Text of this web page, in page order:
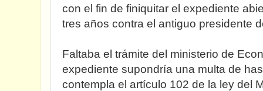
con el fin de finiquitar el expediente
tres años contra el antiguo presidente
Faltaba el trámite del ministerio de
expediente supondría una multa de
contempla el artículo 102 de la ley del